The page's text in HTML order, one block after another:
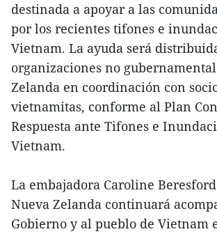
destinada a apoyar a las
por los recientes tifones e
Vietnam. La ayuda será
organizaciones no
Zelanda en coordinación con
vietnamitas, conforme al Plan
Respuesta ante Tifones e
Vietnam.
La embajadora Caroline
Nueva Zelanda continuará
Gobierno y al pueblo de Vietnam